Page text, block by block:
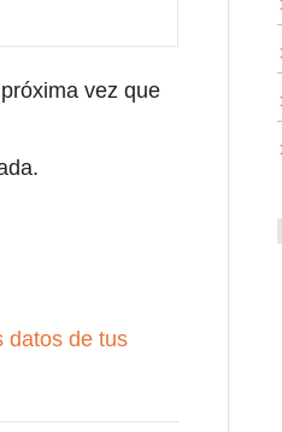
vez que
datos de tus